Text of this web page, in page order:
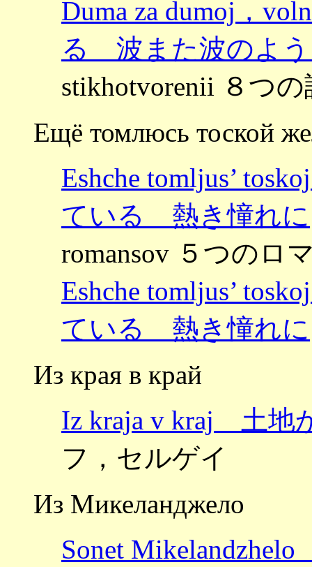
Duma za dumoj，
る 波また波のよ
stikhotvorenii ８つの
Ещё томлюсь тоской
Eshche tomljus’
ている 熱き憧れに
romansov ５つのロ
Eshche tomljus’
ている 熱き憧れに
Из края в край
Iz kraja v kraj 土地
フ，セルゲイ
Из Микеланджело
Sonet